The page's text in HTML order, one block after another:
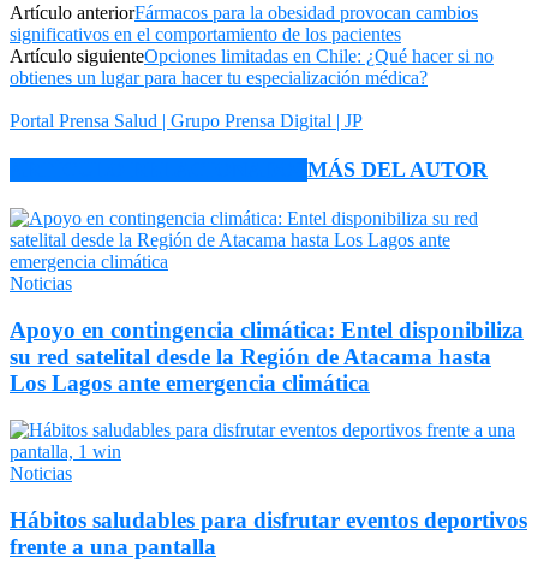
Artículo anteriorFármacos para la obesidad provocan cambios
significativos en el comportamiento de los pacientes
Artículo siguienteOpciones limitadas en Chile: ¿Qué hacer si no
obtienes un lugar para hacer tu especialización médica?
Portal Prensa Salud | Grupo Prensa Digital | JP
MÁS DEL AUTOR
Noticias
Apoyo en contingencia climática: Entel disponibiliza
su red satelital desde la Región de Atacama hasta
Los Lagos ante emergencia climática
Noticias
Hábitos saludables para disfrutar eventos deportivos
frente a una pantalla